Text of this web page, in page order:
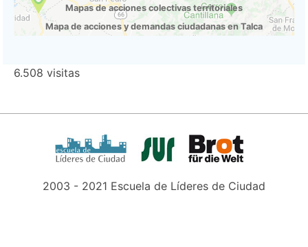
Mapas de acciones colectivas territoriales
Mapa de acciones y demandas ciudadanas en Talca
6.508 visitas
2003 - 2021 Escuela de Líderes de Ciudad